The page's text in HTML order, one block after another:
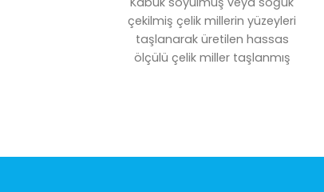
çekilmiş çelik millerin yüzeyleri
taşlanarak üretilen hassas
ölçülü çelik miller taşlanmış